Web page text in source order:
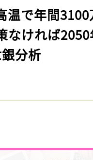
温で年間
なければ
分析